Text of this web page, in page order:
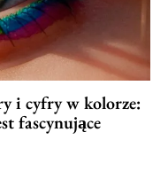
i cyfry w kolorze:
fascynujące